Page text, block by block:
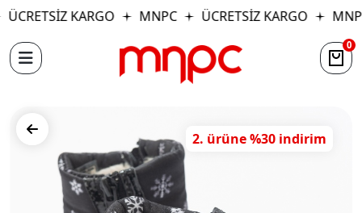
ÜCRETSİZ KARGO MNPC ÜCRETSİZ KARGO
0
2. ürüne %30 indirim